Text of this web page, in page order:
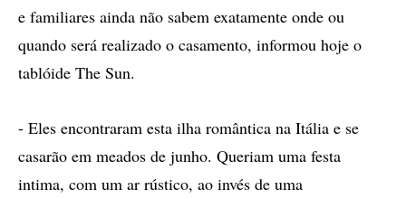
e familiares ainda não sabem exatamente onde ou
quando será realizado o casamento, informou hoje o
tablóide The Sun.
- Eles encontraram esta ilha romântica na Itália e se
casarão em meados de junho. Queriam uma festa
intima, com um ar rústico, ao invés de uma